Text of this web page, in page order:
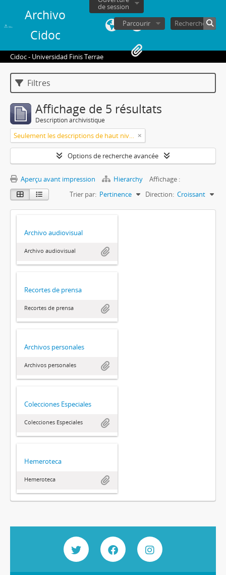
Archivo
Cidoc
de session
Parcourir
Cidoc - Universidad Finis Terrae
Filtres
Affichage de 5 résultats
Description archivistique
Seulement les descriptions de haut niveau
Options de recherche avancée
Aperçu avant impression Hierarchy
Affichage :
Trier par: Pertinence Direction: Croissant
Archivo audiovisual
Archivo audiovisual
Recortes de prensa
Recortes de prensa
Archivos personales
Archivos personales
Colecciones Especiales
Colecciones Especiales
Hemeroteca
Hemeroteca